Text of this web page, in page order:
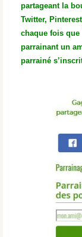
partageant la
Twitter,
chaque fois que
parrainant un
parrainé